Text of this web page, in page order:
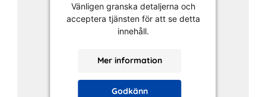
Vänligen granska detaljerna och
acceptera tjänsten för att se detta
innehåll.
Mer information
Godkänn